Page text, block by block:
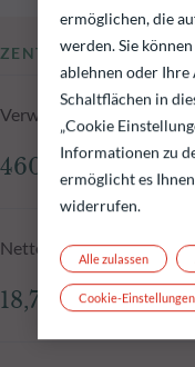
ZENTRALE
Verwaltetes
460,50 Mio.€
Nettoinventarwert zum
18,71 €
ermöglichen, die
werden. Sie
ablehnen oder Ihre
Schaltflächen in
„Cookie
Informationen zu
ermöglicht es
widerrufen.
Alle zulassen
Cookie-Einstellungen